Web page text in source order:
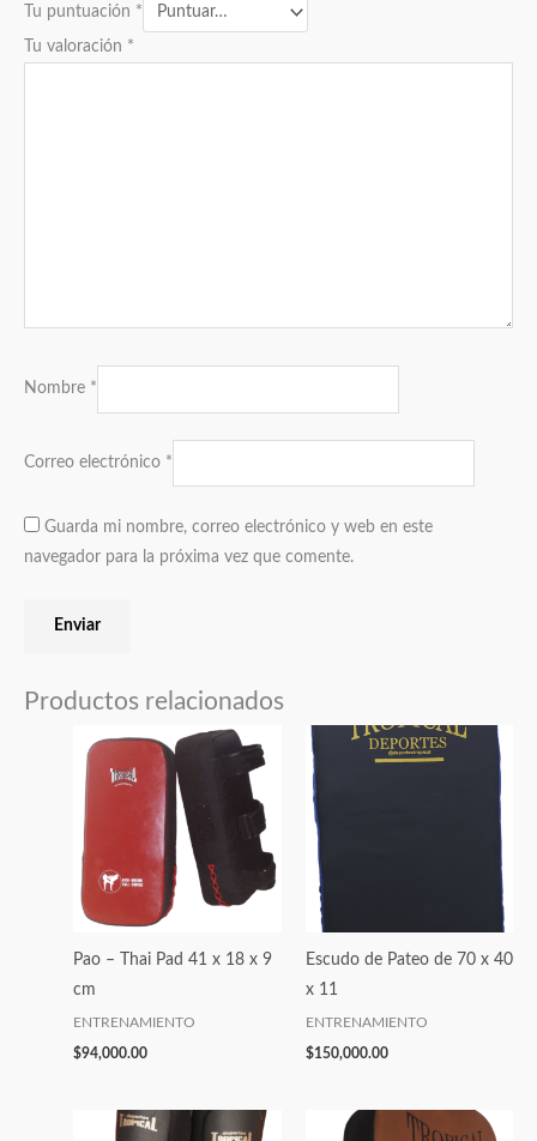
Tu puntuación *
Tu valoración *
Nombre *
Correo electrónico *
Guarda mi nombre, correo electrónico y web en este
navegador para la próxima vez que comente.
Productos relacionados
Pao – Thai Pad 41 x 18 x 9
cm
ENTRENAMIENTO
$94,000.00
Escudo de Pateo de 70 x 40
x 11
ENTRENAMIENTO
$150,000.00